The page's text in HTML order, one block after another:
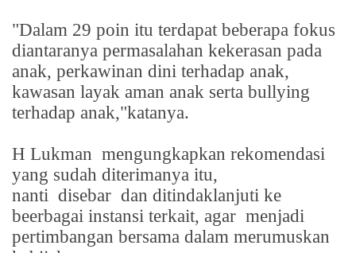
"Dalam 29 poin itu terdapat beberapa fokus
diantaranya permasalahan kekerasan pada
anak, perkawinan dini terhadap anak,
kawasan layak aman anak serta bullying
terhadap anak,"katanya.
H Lukman mengungkapkan rekomendasi
yang sudah diterimanya itu,
nanti disebar dan ditindaklanjuti ke
beerbagai instansi terkait, agar menjadi
pertimbangan bersama dalam merumuskan